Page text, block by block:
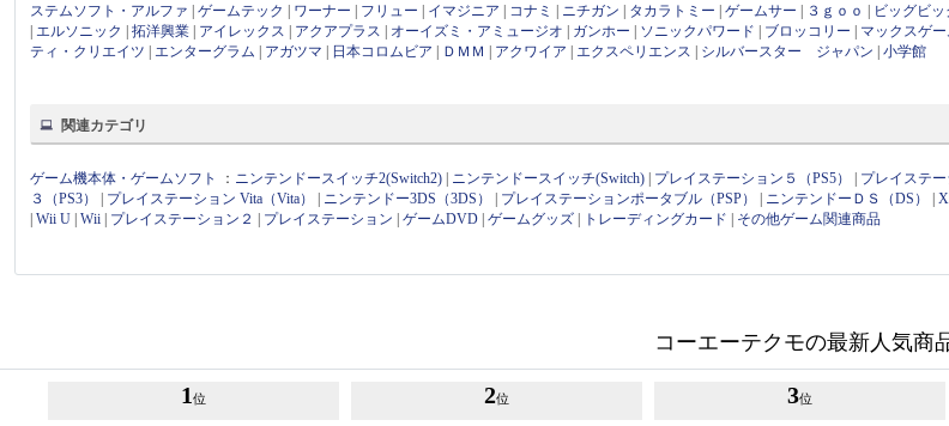
ステムソフト・アルファ |ゲームテック ワーナー フリュー イマジニア コナミ ニチガン タカラトミー |ゲームサー ３ｇｏｏ ビッグビ
エルソニック |拓洋興業 アイレックス アクアプラス オーイズミ・アミュージオ ガンホー ソニックパワード ブロッコリー マックスゲ
ティ・クリエイツ
エンターグラム アガツマ 日本コロムビア ＤＭＭ アクワイア エクスペリエンス シルバースター ジャパン |小学館
関連カテゴリ
ゲーム機本体・ゲームソフト ： ニンテンドースイッチ2(Switch2) ニンテンドースイッチ(Switch) プレイステーション５（PS5） プレイステー
３（PS3）
プレイステーション Vita（Vita） ニンテンドー3DS（3DS） プレイステーションポータブル（PSP） ニンテンドーＤＳ（DS） |
|Wii U |Wii プレイステーション２ プレイステーション |ゲームDVD |ゲームグッズ トレーディングカード その他ゲーム関連商品
コーエーテクモの最新人気商
1 位 2位 3位